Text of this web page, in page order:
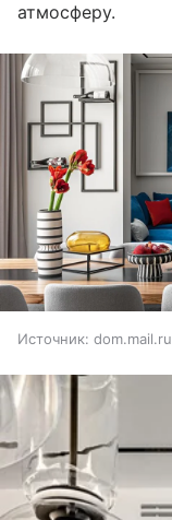
атмосферу.
Источник: dom.mail.ru